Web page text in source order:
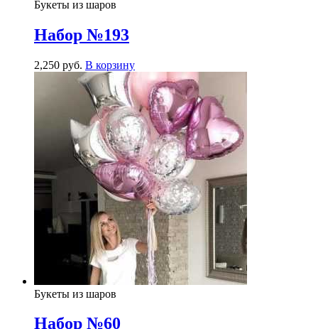
Букеты из шаров
Набор №193
2,250 руб. В корзину
Букеты из шаров
Набор №60